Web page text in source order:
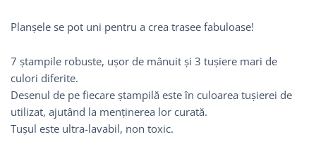
Planșele se pot uni pentru a crea trasee fabuloase!
7 ștampile robuste, ușor de mânuit și 3 tușiere mari de
culori diferite.
Desenul de pe fiecare ștampilă este în culoarea tușierei de
utilizat, ajutând la menținerea lor curată.
Tușul este ultra-lavabil, non toxic.